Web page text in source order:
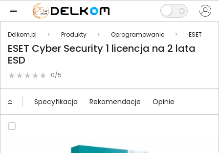
Delkom.pl Produkty Oprogramowanie ESET
ESET Cyber Security 1 licencja na 2 lata
ESD
0/5
Specyfikacja Rekomendacje Opinie